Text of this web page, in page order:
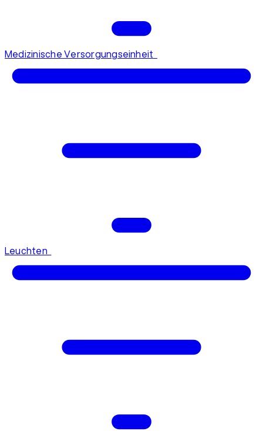
Medizinische Versorgungseinheit
Leuchten